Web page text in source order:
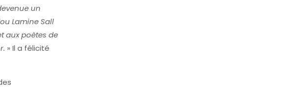
un
Lamine Sall
aux poètes de
» Il a félicité